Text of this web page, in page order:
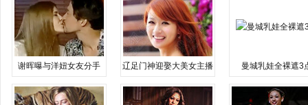
谢晖曝与洋妞女友分手 辽足门神迎娶大美女主播 曼城乳娃全裸遮3